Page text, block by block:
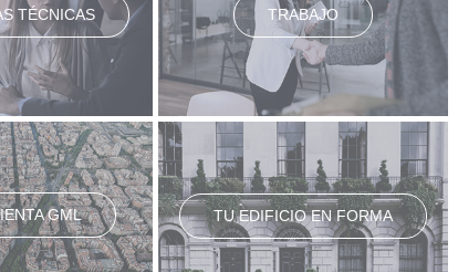
TÉCNICAS TRABAJO
GML TU EDIFICIO EN FORMA